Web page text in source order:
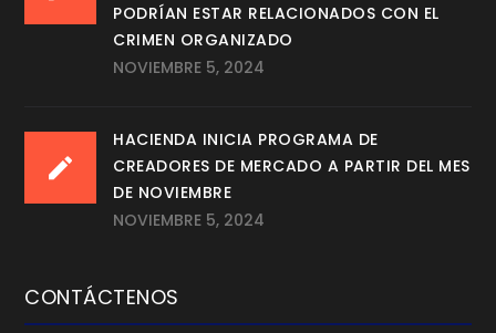
PODRÍAN ESTAR RELACIONADOS CON EL
CRIMEN ORGANIZADO
NOVIEMBRE 5, 2024
HACIENDA INICIA PROGRAMA DE
CREADORES DE MERCADO A PARTIR DEL MES
DE NOVIEMBRE
NOVIEMBRE 5, 2024
CONTÁCTENOS